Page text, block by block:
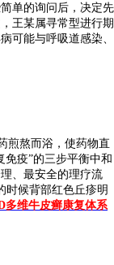
单的询问后，决定先
王某属寻常型进行期
可能与呼吸道感染、
煎熬而浴，使药物直
疫”的三步平衡中和
、最安全的理疗流
时候背部红色丘疹明
多维牛皮癣康复体系